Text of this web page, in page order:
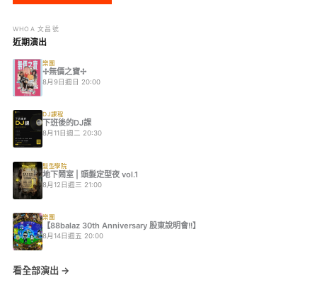
WHOA 文昌號
近期演出
樂團
✢無價之寶✢
8月9日週日 20:00
DJ課程
下班後的DJ課
8月11日週二 20:30
髮型學院
地下鬧室 | 頭髮定型夜 vol.1
8月12日週三 21:00
樂團
【88balaz 30th Anniversary 股東說明會!!】
8月14日週五 20:00
看全部演出 →